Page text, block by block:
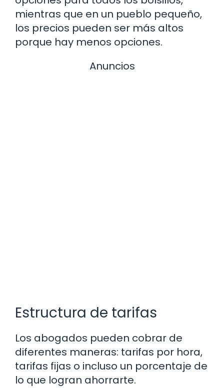
mientras que en un pueblo pequeño,
los precios pueden ser más altos
porque hay menos opciones.
Anuncios
Estructura de tarifas
Los abogados pueden cobrar de
diferentes maneras: tarifas por hora,
tarifas fijas o incluso un porcentaje de
lo que logran ahorrarte.